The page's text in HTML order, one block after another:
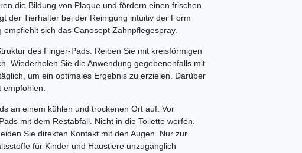
die Bildung von Plaque und fördern einen frischen
der Tierhalter bei der Reinigung intuitiv der Form
sich das Canosept Zahnpflegespray.
des Finger-Pads. Reiben Sie mit kreisförmigen
Wiederholen Sie die Anwendung gegebenenfalls mit
um ein optimales Ergebnis zu erzielen. Darüber
empfohlen.
an einem kühlen und trockenen Ort auf. Vor
mit dem Restabfall. Nicht in die Toilette werfen.
Sie direkten Kontakt mit den Augen. Nur zur
für Kinder und Haustiere unzugänglich